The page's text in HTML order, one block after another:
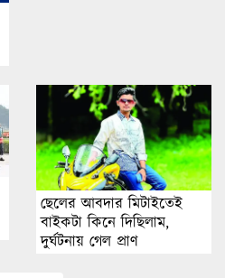
ছেলের আবদার মিটাইতেই
বাইকটা কিনে দিছিলাম,
দুর্ঘটনায় গেল প্রাণ